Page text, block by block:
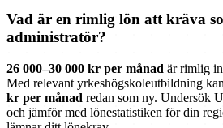
Vad är en rimlig lön att kräva
administratör?
26 000–30 000 kr per månad är rimlig
Med relevant yrkeshögskoleutbildning
kr per månad redan som ny. Undersök
och jämför med lönestatistiken för din